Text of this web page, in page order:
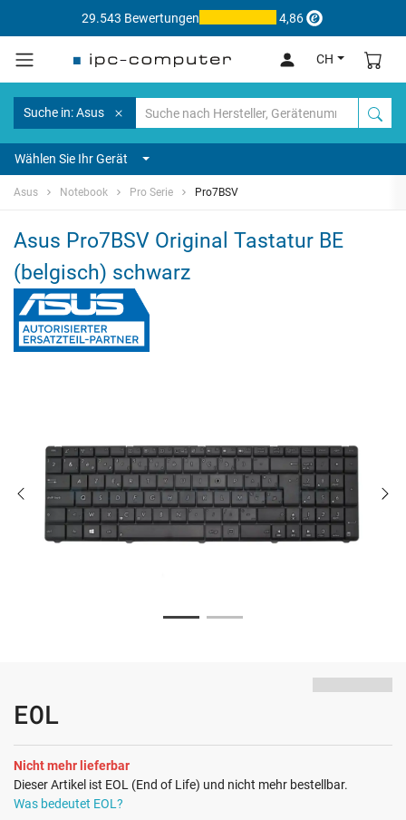
29.543 Bewertungen 4,86
CH
Suche in: Asus
Wählen Sie Ihr Gerät
Asus Notebook Pro Serie Pro7BSV
Asus Pro7BSV Original Tastatur BE
(belgisch) schwarz
EOL
Nicht mehr lieferbar
Dieser Artikel ist EOL (End of Life) und nicht mehr bestellbar.
Was bedeutet EOL?